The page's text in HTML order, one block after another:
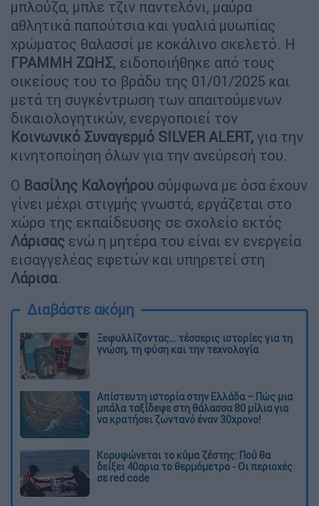
μπλούζα, μπλε τζιν παντελόνι, μαύρα
αθλητικά παπούτσια και γυαλιά μυωπίας
χρώματος θαλασσί με κοκάλινο σκελετό. Η
ΓΡΑΜΜΗ ΖΩΗΣ, ειδοποιήθηκε από τους
οικείους του το βράδυ της 01/01/2025 και
μετά τη συγκέντρωση των απαιτούμενων
δικαιολογητικών, ενεργοποιεί τον
Κοινωνικό Συναγερμό SILVER ALERT, για την
κινητοποίηση όλων για την ανεύρεσή του.
Ο Βασίλης Καλογήρου σύμφωνα με όσα έχουν
γίνει μέχρι στιγμής γνωστά, εργάζεται στο
χώρο της εκπαίδευσης σε σχολείο εκτός
Λάρισας ενώ η μητέρα του είναι εν ενεργεία
εισαγγελέας εφετών και υπηρετεί στη
Λάρισα.
Διαβάστε ακόμη
Ξεφυλλίζοντας... τέσσερις ιστορίες για τη
γνώση, τη φύση και την τεχνολογία
Απίστευτη ιστορία στην Ελλάδα – Πώς μια
μπάλα ταξίδεψε στη θάλασσα 80 μίλια για
να κρατήσει ζωντανό έναν 30χρονο!
Κορυφώνεται το κύμα ζέστης: Πού θα
δείξει 40αρια το θερμόμετρο - Οι περιοχές
σε red code